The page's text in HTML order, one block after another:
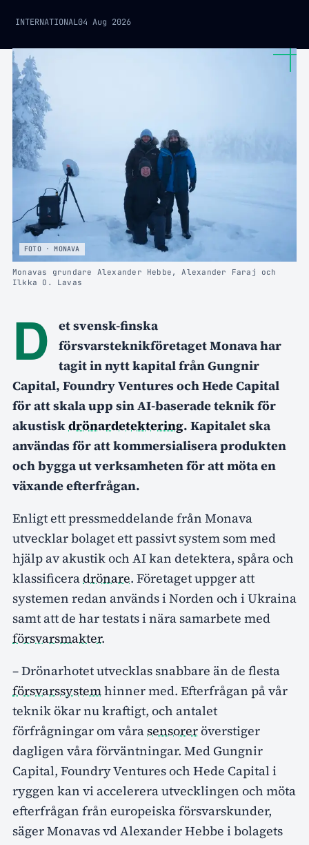
INTERNATIONAL04 Aug 2026
FOTO · MONAVA
Monavas grundare Alexander Hebbe, Alexander Faraj och
Ilkka O. Lavas
D
et svensk-finska
försvarsteknikföretaget Monava har
tagit in nytt kapital från Gungnir
Capital, Foundry Ventures och Hede Capital
för att skala upp sin AI-baserade teknik för
akustiskdrönardetektering. Kapitalet ska
användas för att kommersialisera produkten
och bygga ut verksamheten för att möta en
växande efterfrågan.
Enligt ett pressmeddelande från Monava
utvecklar bolaget ett passivt system som med
hjälp av akustik och AI kan detektera, spåra och
klassificeradrönare. Företaget uppger att
systemen redan används i Norden och i Ukraina
samt att de har testats i nära samarbete med
försvarsmakter.
– Drönarhotet utvecklas snabbare än de flesta
försvarssystemhinner med. Efterfrågan på vår
teknik ökar nu kraftigt, och antalet
förfrågningar om vårasensoreröverstiger
dagligen våra förväntningar. Med Gungnir
Capital, Foundry Ventures och Hede Capital i
ryggen kan vi accelerera utvecklingen och möta
efterfrågan från europeiska försvarskunder,
säger Monavas vd Alexander Hebbe i bolagets